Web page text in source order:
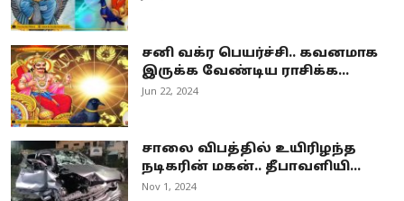
சனி வக்ர பெயர்ச்சி.. கவனமாக
இருக்க வேண்டிய ராசிக்க...
Jun 22, 2024
சாலை விபத்தில் உயிரிழந்த
நடிகரின் மகன்.. தீபாவளியி...
Nov 1, 2024